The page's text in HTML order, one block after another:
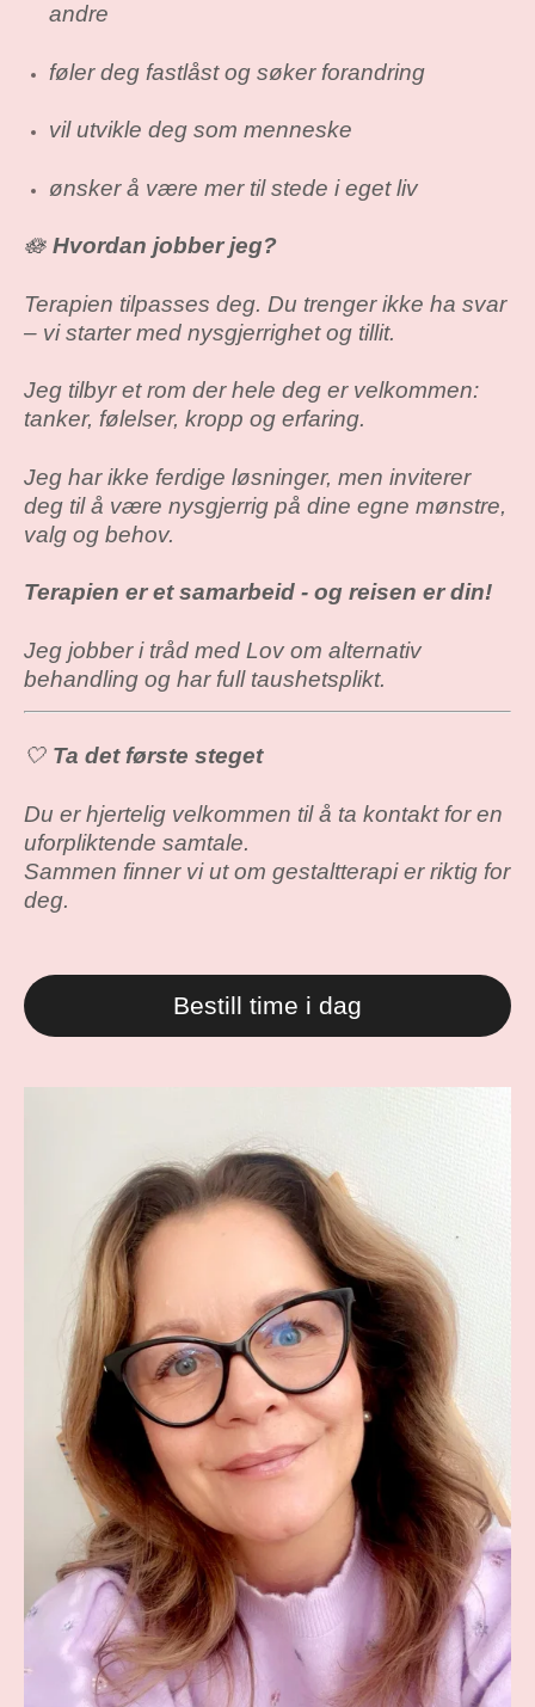
andre
føler deg fastlåst og søker forandring
vil utvikle deg som menneske
ønsker å være mer til stede i eget liv
🪷 Hvordan jobber jeg?
Terapien tilpasses deg. Du trenger ikke ha svar
– vi starter med nysgjerrighet og tillit.
Jeg tilbyr et rom der hele deg er velkommen:
tanker, følelser, kropp og erfaring.
Jeg har ikke ferdige løsninger, men inviterer
deg til å være nysgjerrig på dine egne mønstre,
valg og behov.
Terapien er et samarbeid - og reisen er din!
Jeg jobber i tråd med Lov om alternativ
behandling og har full taushetsplikt.
🤍 Ta det første steget
Du er hjertelig velkommen til å ta kontakt for en
uforpliktende samtale.
Sammen finner vi ut om gestaltterapi er riktig for
deg.
Bestill time i dag